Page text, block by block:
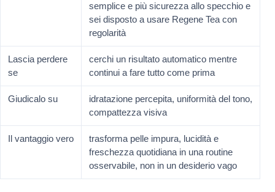
semplice e più sicurezza allo specchio e
sei disposto a usare Regene Tea con
regolarità
Lascia perdere
se
cerchi un risultato automatico mentre
continui a fare tutto come prima
Giudicalo su
idratazione percepita, uniformità del tono,
compattezza visiva
Il vantaggio vero
trasforma pelle impura, lucidità e
freschezza quotidiana in una routine
osservabile, non in un desiderio vago